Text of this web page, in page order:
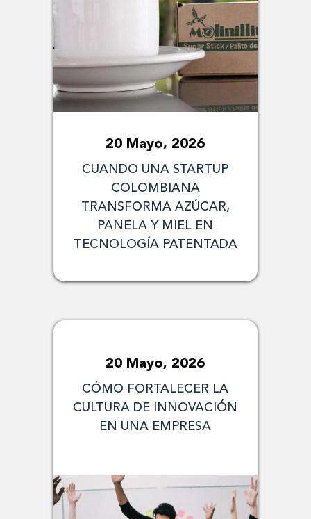
20 Mayo, 2026
CUANDO UNA STARTUP
COLOMBIANA
TRANSFORMA AZÚCAR,
PANELA Y MIEL EN
TECNOLOGÍA PATENTADA
20 Mayo, 2026
CÓMO FORTALECER LA
CULTURA DE INNOVACIÓN
EN UNA EMPRESA